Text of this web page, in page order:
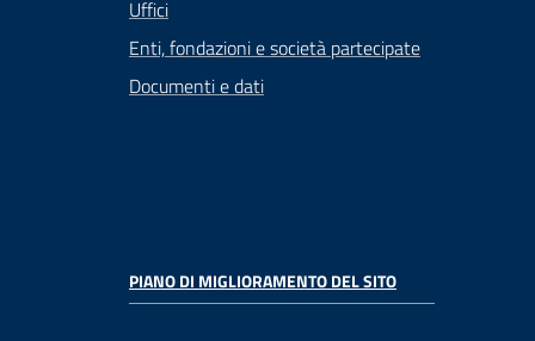
Uffici
Enti, fondazioni e società partecipate
Documenti e dati
PIANO DI MIGLIORAMENTO DEL SITO